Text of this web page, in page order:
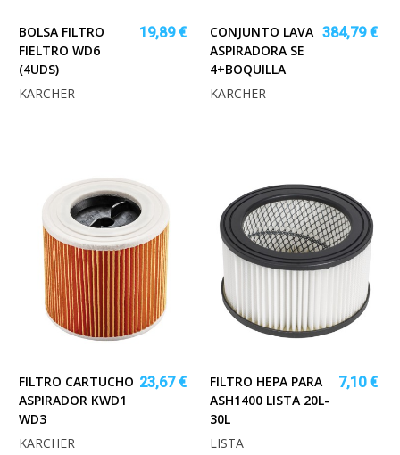
BOLSA FILTRO
FIELTRO WD6
(4UDS)
19,89 €
KARCHER
CONJUNTO LAVA
ASPIRADORA SE
4+BOQUILLA
384,79 €
KARCHER
FILTRO CARTUCHO
ASPIRADOR KWD1
WD3
23,67 €
KARCHER
FILTRO HEPA PARA
ASH1400 LISTA 20L-
30L
7,10 €
LISTA